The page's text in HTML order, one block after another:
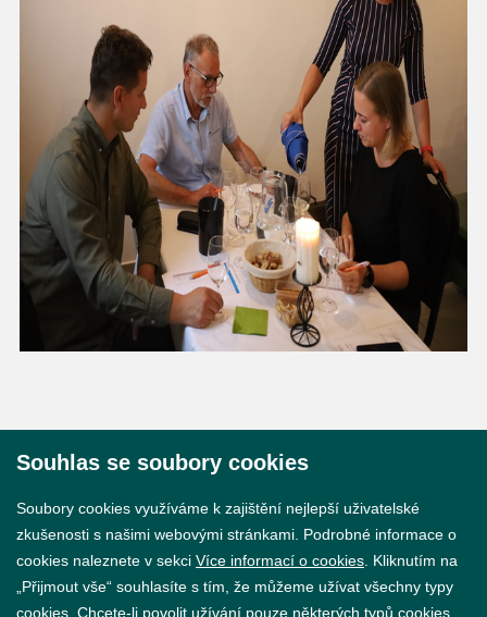
Souhlas se soubory cookies
Soubory cookies využíváme k zajištění nejlepší uživatelské
zkušenosti s našimi webovými stránkami. Podrobné informace o
cookies naleznete v sekci Více informací o cookies . Kliknutím na
„Přijmout vše“ souhlasíte s tím, že můžeme užívat všechny typy
cookies. Chcete-li povolit užívání pouze některých typů cookies,